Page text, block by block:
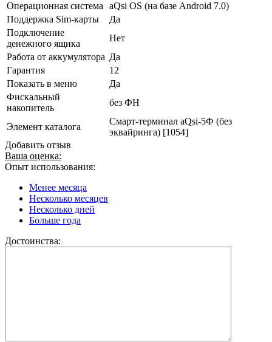
Операционная система
aQsi OS (на базе Android 7.0)
Поддержка Sim-карты
Да
Подключение
денежного ящика
Нет
Работа от аккумулятора Да
Гарантия
12
Показать в меню
Да
Фискальный
накопитель
без ФН
Элемент каталога
Смарт-терминал aQsi-5Ф (без
эквайринга) [1054]
Добавить отзыв
Ваша оценка:
Опыт использования:
Менее месяца
Несколько месяцев
Несколько дней
Больше года
Достоинства: